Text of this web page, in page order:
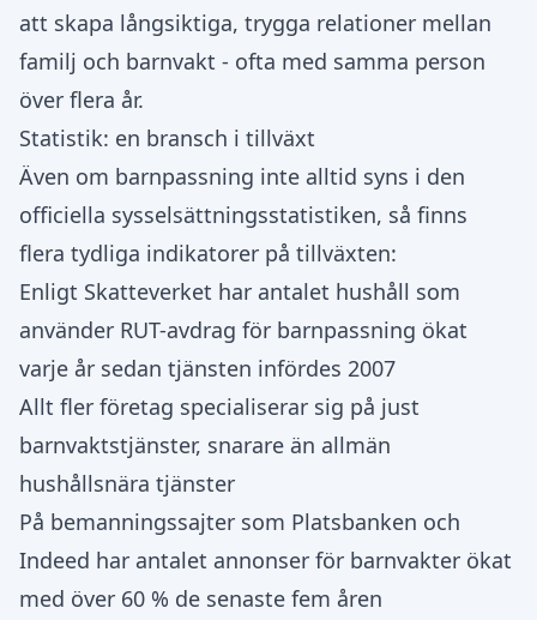
att skapa långsiktiga, trygga relationer mellan
familj och barnvakt - ofta med samma person
över flera år.
Statistik: en bransch i tillväxt
Även om barnpassning inte alltid syns i den
officiella sysselsättningsstatistiken, så finns
flera tydliga indikatorer på tillväxten:
Enligt Skatteverket har antalet hushåll som
använder RUT-avdrag för barnpassning ökat
varje år sedan tjänsten infördes 2007
Allt fler företag specialiserar sig på just
barnvaktstjänster, snarare än allmän
hushållsnära tjänster
På bemanningssajter som Platsbanken och
Indeed har antalet annonser för barnvakter ökat
med över 60 % de senaste fem åren